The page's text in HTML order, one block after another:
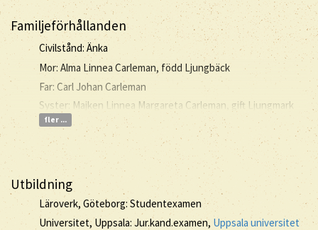
Familjeförhållanden
Civilstånd: Änka
Mor: Alma Linnea Carleman, född Ljungbäck
Far: Carl Johan Carleman
Syster: Majken Linnea Margareta Carleman, gift Ljungmark
fler ...
Utbildning
Läroverk, Göteborg: Studentexamen
Universitet, Uppsala: Jur.kand.examen, Uppsala universitet